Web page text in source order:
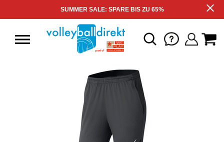
SUMMER SALE: SPARE BIS ZU 65%